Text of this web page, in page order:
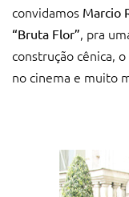
convidamos Marcio
“Bruta Flor”, pra
construção cênica,
no cinema e muito